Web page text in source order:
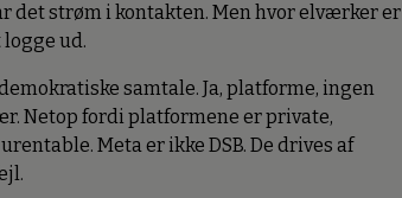
strøm i kontakten. Men hvor elværker er
ud.
samtale. Ja, platforme, ingen
Netop fordi platformene er private,
Meta er ikke DSB. De drives af